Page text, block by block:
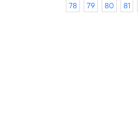
78
79 80 81